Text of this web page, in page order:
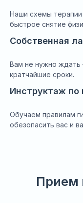
Наши схемы терапии
быстрое снятие
Собственная
Вам не нужно ждать
кратчайшие сроки.
Инструктаж по
Обучаем правилам
обезопасить вас и
Прием